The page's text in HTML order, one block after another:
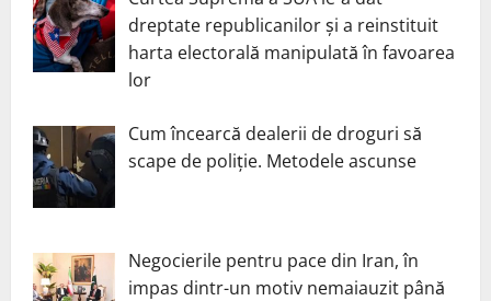
dreptate republicanilor și a reinstituit
harta electorală manipulată în favoarea
lor
Cum încearcă dealerii de droguri să
scape de poliție. Metodele ascunse
Negocierile pentru pace din Iran, în
impas dintr-un motiv nemaiauzit până